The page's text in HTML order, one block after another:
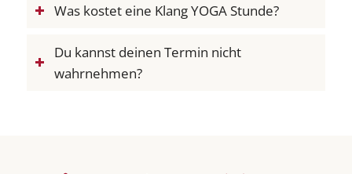
Was kostet eine Klang YOGA Stunde?
Du kannst deinen Termin nicht
wahrnehmen?